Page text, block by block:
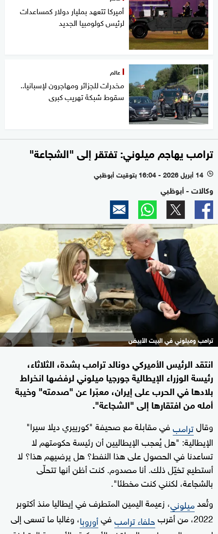
أميركا تتعهد بمليار دولار كمساعدات
لرئيس كولومبيا الجديد
عالم
مخدرات للجزائر ومهاجرون لإسبانيا..
سقوط شبكة تهريب كبرى
ترامب يهاجم ميلوني: تفتقر إلى "الشجاعة"
l 14 أبريل 2026 - 16:04 بتوقيت أبوظبي
وكالات - أبوظبي
ترامب وميلوني في البيت الأبيض
انتقد الرئيس الأميركي دونالد ترامب بشدة، الثلاثاء،
رئيسة الوزراء الإيطالية جورجيا ميلوني لرفضها انخراط
بلادها في الحرب على إيران، معبّرا عن "صدمته" وخيبة
أمله من افتقارها إلى "الشجاعة".
وقالترامبفي مقابلة مع صحيفة "كورييري ديلا سيرا"
الإيطالية: "هل يُعجب الإيطاليين أن رئيسة حكومتهم لا
تساعدنا في الحصول على هذا النفط؟ هل يرضيهم هذا؟ لا
أستطيع تخيّل ذلك. أنا مصدوم. كنت أظن أنها تتحلّى
بالشجاعة، لكنني كنت مخطئا".
وتُعدميلوني، زعيمة اليمين المتطرف في إيطاليا منذ أكتوبر
2022، من أقرب
حلفاء ترامبفيأوروبا، وغالبا ما تسعى إلى